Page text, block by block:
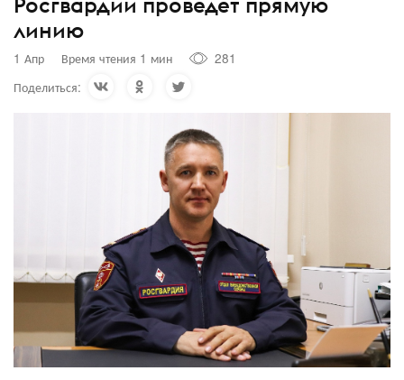
линию
1 Апр Время чтения 1 мин
281
Поделиться: